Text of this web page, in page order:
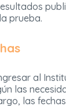
prueba.
al
las
las